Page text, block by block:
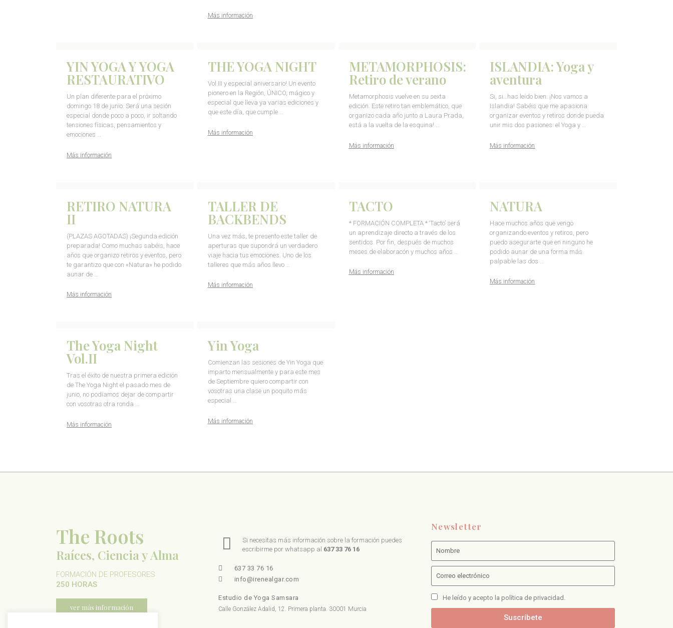
Más información
YIN YOGA Y YOGA
RESTAURATIVO
Un plan diferente para el próximo
domingo 18 de junio. Será una sesión
especial donde poco a poco, ir soltando
tensiones físicas, pensamientos y
emociones …
Más información
THE YOGA NIGHT
Vol.III y especial aniversario! Un evento
pionero en la Región, ÚNICO, mágico y
especial que lleva ya varias ediciones y
que este día, que cumple …
Más información
METAMORPHOSIS:
Retiro de verano
Metamorphosis vuelve en su sexta
edición. Este retiro tan emblemático, que
organizo cada año junto a Laura Prada,
está a la vuelta de la esquina! …
Más información
ISLANDIA: Yoga y
aventura
Si, si…has leído bien. ¡Nos vamos a
Islandia! Sabéis que me apasiona
organizar eventos y retiros donde pueda
unir mis dos pasiones: el Yoga y …
Más información
RETIRO NATURA
II
(PLAZAS AGOTADAS) ¡Segunda edición
preparada! Como muchas sabéis, hace
años que organizo retiros y eventos, pero
te garantizo que con «Natura» he podido
aunar de …
Más información
TALLER DE
BACKBENDS
Una vez más, te presento este taller de
aperturas que supondrá un verdadero
viaje hacia tus emociones. Uno de los
talleres que más años llevo …
Más información
TACTO
* FORMACIÓN COMPLETA * ‘Tacto’ será
un aprendizaje directo a través de los
sentidos. Por fin, después de muchos
meses de elaboracón y muchos años …
Más información
NATURA
Hace muchos años que vengo
organizando eventos y retiros, pero
puedo asegurarte que en ninguno he
podido aunar de una forma más
palpable las dos …
Más información
The Yoga Night
Vol.II
Tras el éxito de nuestra primera edición
de The Yoga Night el pasado mes de
junio, no podíamos dejar de compartir
con vosotras otra ronda …
Más información
Yin Yoga
Comienzan las sesiones de Yin Yoga que
imparto mensualmente y para este mes
de Septiembre quiero compartir con
vosotras una clase un poquito más
especial …
Más información
The Roots
Raíces, Ciencia y Alma
FORMACIÓN DE PROFESORES
250 HORAS
ver más información
Si necesitas más información sobre la formación puedes
escribirme por whatsapp al 637 33 76 16
637 33 76 16
info@irenealgar.com
Estudio de Yoga Samsara
Calle González Adalid, 12. Primera planta. 30001 Murcia
Newsletter
He leído y acepto la política de privacidad.
Suscríbete